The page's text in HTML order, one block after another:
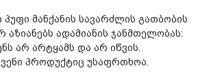
მანქანის სავარძლის გათბობის
აზიანებს ადამიანის ჯანმთელობას:
არ არტყამს და არ იწვის.
პროდუქტიც უსაფრთხოა.